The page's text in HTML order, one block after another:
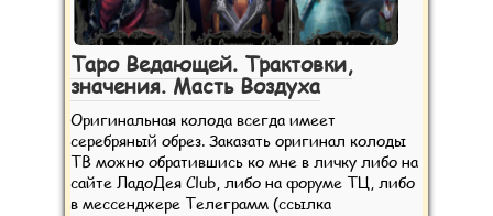
Таро Ведающей. Трактовки,
значения. Масть Воздуха
Оригинальная колода всегда имеет
серебряный обрез. Заказать оригинал колоды
ТВ можно обратившись ко мне в личку либо на
сайте ЛадоДея Club, либо на форуме ТЦ, либо
в мессенджере Телеграмм (ссылка